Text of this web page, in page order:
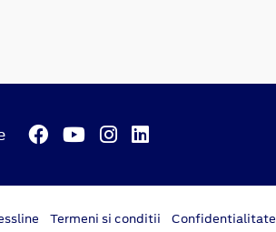
Termeni si conditii Confidentialitate